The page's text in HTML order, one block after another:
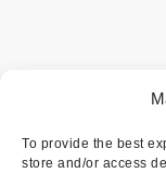
To provide the best
store and/or access